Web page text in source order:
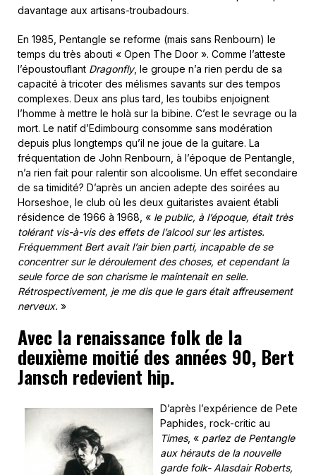
davantage aux artisans-troubadours.
En 1985, Pentangle se reforme (mais sans Renbourn) le
temps du très abouti « Open The Door ». Comme l’atteste
l’époustouflant Dragonfly, le groupe n’a rien perdu de sa
capacité à tricoter des mélismes savants sur des tempos
complexes. Deux ans plus tard, les toubibs enjoignent
l’homme à mettre le holà sur la bibine. C’est le sevrage ou la
mort. Le natif d’Edimbourg consomme sans modération
depuis plus longtemps qu’il ne joue de la guitare. La
fréquentation de John Renbourn, à l’époque de Pentangle,
n’a rien fait pour ralentir son alcoolisme. Un effet secondaire
de sa timidité? D’après un ancien adepte des soirées au
Horseshoe, le club où les deux guitaristes avaient établi
résidence de 1966 à 1968, « le public, à l’époque, était très
tolérant vis-à-vis des effets de l’alcool sur les artistes.
Fréquemment Bert avait l’air bien parti, incapable de se
concentrer sur le déroulement des choses, et cependant la
seule force de son charisme le maintenait en selle.
Rétrospectivement, je me dis que le gars était affreusement
nerveux. »
Avec la renaissance folk de la
deuxième moitié des années 90, Bert
Jansch redevient hip.
D’après l’expérience de Pete
Paphides, rock-critic au
Times, « parlez de Pentangle
aux hérauts de la nouvelle
garde folk- Alasdair Roberts,